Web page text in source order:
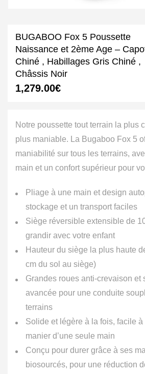
BUGABOO Fox 5 Poussette
Naissance et 2ème Age –
Chiné , Habillages Gris Chiné ,
Châssis Noir
1,279.00€
Notre poussette tout terrain la plus
plus maniable. La Bugaboo Fox 5
maniabilité sur tous les terrains,
main et un confort supérieur pour
Pliage à une main et design
stockage et un transport faciles
Siège réversible extensible de
grandir avec votre enfant
Hauteur du siège la plus haute
cm du sol au siège)
Grandes roues anti-crevaison et
avancée pour une conduite
terrains
Solide et légère à la fois, facile à
manier d’une seule main
Conçu pour durer grâce à ses
biosourcés, pour une réduction